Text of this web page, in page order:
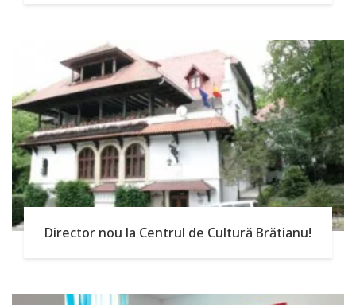
Director nou la Centrul de Cultură Brătianu!